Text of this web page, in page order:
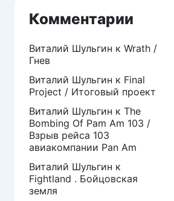
Комментарии
Виталий Шульгин к Wrath /
Гнев
Виталий Шульгин к Final
Project / Итоговый проект
Виталий Шульгин к The
Bombing Of Pam Am 103 /
Взрыв рейса 103
авиакомпании Pan Am
Виталий Шульгин к
Fightland . Бойцовская
земля